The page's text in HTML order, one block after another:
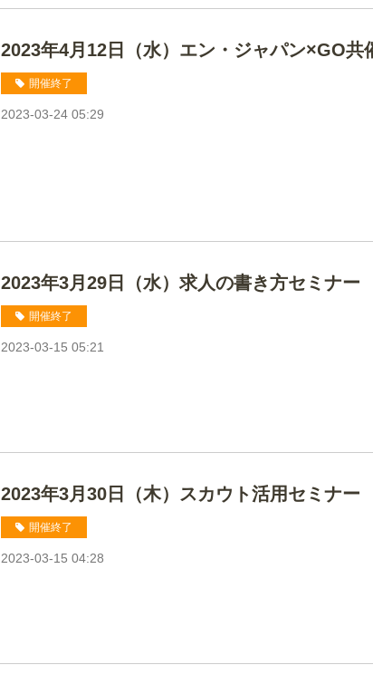
2023年4月12日（水）エン・ジャパン×GO共
開催終了
2023-03-24 05:29
2023年3月29日（水）求人の書き方セミナー
開催終了
2023-03-15 05:21
2023年3月30日（木）スカウト活用セミナー
開催終了
2023-03-15 04:28